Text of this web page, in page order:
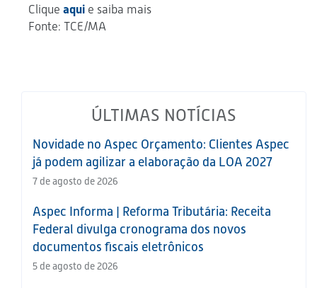
Clique aqui e saiba mais
Fonte: TCE/MA
ÚLTIMAS NOTÍCIAS
Novidade no Aspec Orçamento: Clientes Aspec
já podem agilizar a elaboração da LOA 2027
7 de agosto de 2026
Aspec Informa | Reforma Tributária: Receita
Federal divulga cronograma dos novos
documentos fiscais eletrônicos
5 de agosto de 2026